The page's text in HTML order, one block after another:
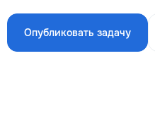
Опубликовать задачу